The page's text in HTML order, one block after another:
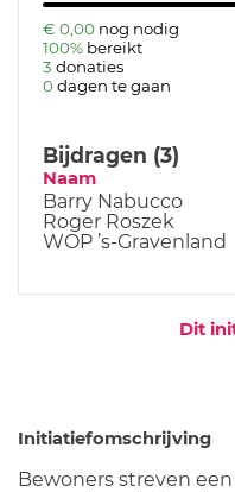
€ 0,00 nog nodig
100% bereikt
3 donaties
0 dagen te gaan
Bijdragen (3)
Naam
Barry Nabucco
Roger Roszek
WOP ’s-Gravenland
Dit
Initiatiefomschrijving
Bewoners streven